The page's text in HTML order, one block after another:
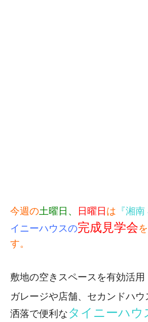
今週の土曜日、 日曜日 は 『湘
イニーハウスの完成見学会
す。
敷地の空きスペースを有効活用
ガレージや店舗、セカンドハウ
洒落で便利なタイニーハウ